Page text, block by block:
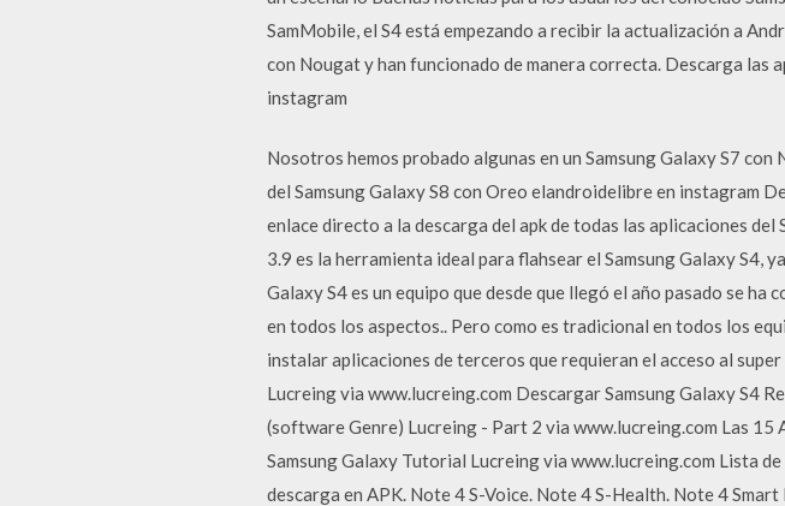
SamMobile, el S4 está empezando a recibir la actualización a
con Nougat y han funcionado de manera correcta. Descarga las
instagram
Nosotros hemos probado algunas en un Samsung Galaxy S7
del Samsung Galaxy S8 con Oreo elandroidelibre en instagram
enlace directo a la descarga del apk de todas las aplicaciones
3.9 es la herramienta ideal para flahsear el Samsung Galaxy S4,
Galaxy S4 es un equipo que desde que llegó el año pasado se
en todos los aspectos.. Pero como es tradicional en todos los
instalar aplicaciones de terceros que requieran el acceso al
Lucreing via www.lucreing.com Descargar Samsung Galaxy S4
(software Genre) Lucreing - Part 2 via www.lucreing.com Las
Samsung Galaxy Tutorial Lucreing via www.lucreing.com Lista
descarga en APK. Note 4 S-Voice. Note 4 S-Health. Note 4